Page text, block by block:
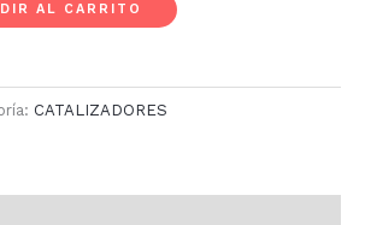
AL CARRITO
CATALIZADORES